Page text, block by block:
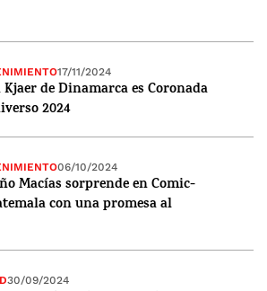
17/11/2024
de Dinamarca es Coronada
2024
06/10/2024
Macías sorprende en Comic-
con una promesa al
30/09/2024